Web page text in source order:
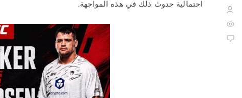
احتمالية حدوث ذلك في هذه المواجهة.